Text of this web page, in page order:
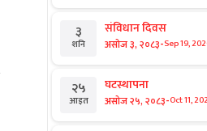
३
शनि
संविधान दिवस
असोज ३, २०८३-Sep 19,
२५
आइत
घटस्थापना
असोज २५, २०८३-Oct 11,